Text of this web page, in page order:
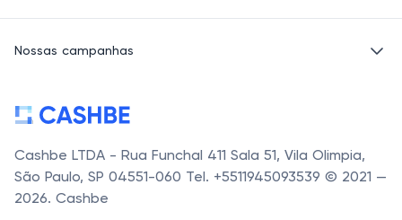
Petz
Alibaba
Carrefour Mercado
LinkedIn
Nossas campanhas
Cashbe LTDA - Rua Funchal 411 Sala 51, Vila Olimpia,
São Paulo, SP 04551-060 Tel. +5511945093539 © 2021 —
2026. Cashbe